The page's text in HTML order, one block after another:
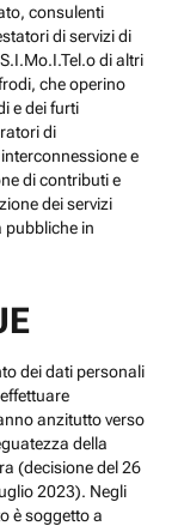
consulenti
di servizi di
di altri
che operino
e dei furti
di
e
di contributi e
dei servizi
pubbliche in
dei dati personali
anzitutto verso
della
(decisione del 26
2023). Negli
è soggetto a